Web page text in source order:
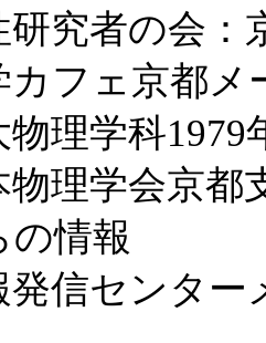
研究者の会
カフェ京都
物理学科
物理学会京
の情報
発信センター